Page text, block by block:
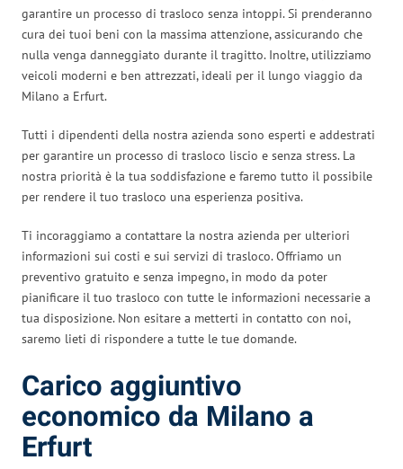
garantire un processo di trasloco senza intoppi. Si prenderanno
cura dei tuoi beni con la massima attenzione, assicurando che
nulla venga danneggiato durante il tragitto. Inoltre, utilizziamo
veicoli moderni e ben attrezzati, ideali per il lungo viaggio da
Milano a Erfurt.
Tutti i dipendenti della nostra azienda sono esperti e addestrati
per garantire un processo di trasloco liscio e senza stress. La
nostra priorità è la tua soddisfazione e faremo tutto il possibile
per rendere il tuo trasloco una esperienza positiva.
Ti incoraggiamo a contattare la nostra azienda per ulteriori
informazioni sui costi e sui servizi di trasloco. Offriamo un
preventivo gratuito e senza impegno, in modo da poter
pianificare il tuo trasloco con tutte le informazioni necessarie a
tua disposizione. Non esitare a metterti in contatto con noi,
saremo lieti di rispondere a tutte le tue domande.
Carico aggiuntivo
economico da Milano a
Erfurt